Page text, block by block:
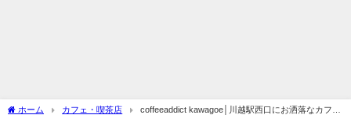
ホーム カフェ・喫茶店
coffeeaddict kawagoe│川越駅西口にお洒落なカフェ